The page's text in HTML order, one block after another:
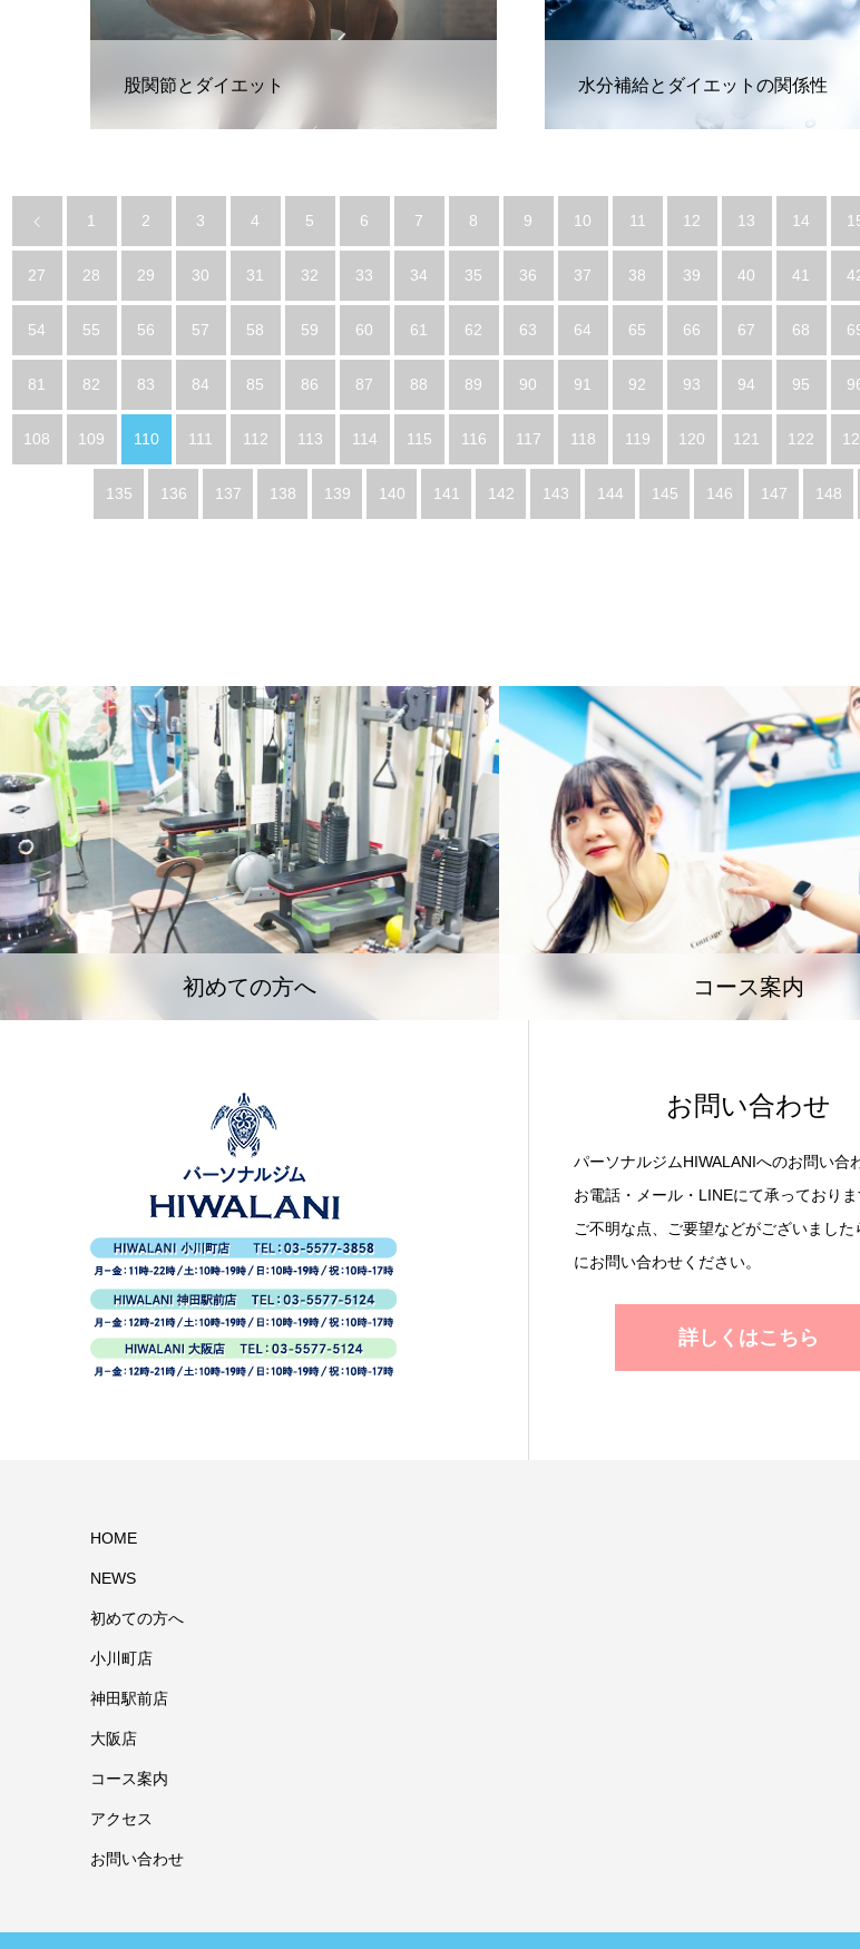
股関節とダイエット 水分補給とダイエットの関係性
1 2 3 4 5 6 7 8 9 10 11 12 13 14
27 28 29 30 31 32 33 34 35 36 37 38 39 40 41
54 55 56 57 58 59 60 61 62 63 64 65 66 67 68
81 82 83 84 85 86 87 88 89 90 91 92 93 94 95
108 109 110 111 112 113 114 115 116 117 118 119 120 121 122
135 136 137 138 139 140 141 142 143 144 145 146 147 148
初めての方へ コース案内
お問い合わせ
パーソナルジムHIWALANIへのお問い合
お電話・メール・LINEにて承っておりま
ご不明な点、ご要望などがございました
にお問い合わせください。
詳しくはこちら
HOME
NEWS
初めての方へ
小川町店
神田駅前店
大阪店
コース案内
アクセス
お問い合わせ